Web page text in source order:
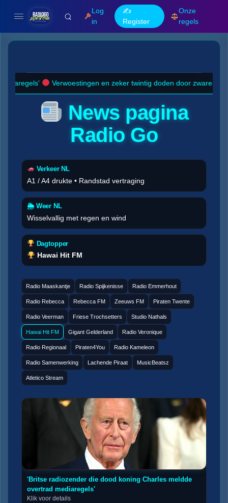
Log
in
✍️
Register
Onze
regels
Verwoestingen en zeker twintig doden door zware
News pagina
Radio Go
Verkeer NL
A1 / A4 drukte • Randstad vertraging
🌦 Weer NL
Wisselvallig met regen en wind
Dagtopper
Hawai Hit FM
Radio Maaskantje Radio Spijkenisse Radio Emmerhout
Radio Rebecca Rebecca FM Zeeuws FM Piraten Twente
Radio Veerman Friese Trochsetters Studio Nathals
Hawai Hit FM Gigant Gelderland Radio Veronique
Radio Regionaal Piraten4You Radio Kameleon
Radio Samenwerking Lachende Piraat MusicBeatsz
Atletico Stream
'Britse radiozender die dood koning Charles meldde
overtrad mediaregels'
Klik voor details